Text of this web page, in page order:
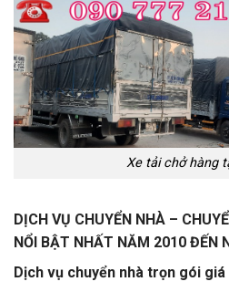
Xe tải chở hàng
DỊCH VỤ CHUYỂN NHÀ –
NỔI BẬT NHẤT NĂM 2010 ĐẾN
Dịch vụ chuyển nhà trọn gói giá